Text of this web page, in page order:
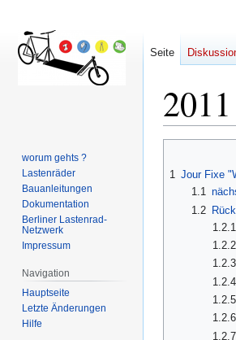
2011
1 Jour Fixe
1.1
1.2
1.2.1
1.2.2
1.2.3
1.2.4
1.2.5
1.2.6
1.2.7
Seite
worum gehts ?
Lastenräder
Bauanleitungen
Dokumentation
Berliner Lastenrad-
Netzwerk
Impressum
Navigation
Hauptseite
Letzte Änderungen
Hilfe